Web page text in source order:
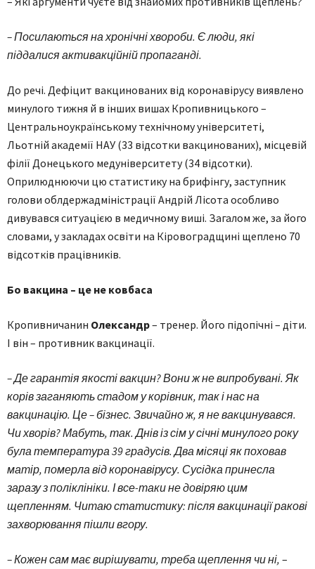
– Посилаються на хронічні хвороби. Є люди, які
піддалися активакційній пропаганді.
До речі. Дефіцит вакцинованих від коронавірусу виявлено
минулого тижня й в інших вишах Кропивницького –
Центральноукраїнському технічному університеті,
Льотній академії НАУ (33 відсотки вакцинованих), місцевій
філії Донецького медуніверситету (34 відсотки).
Оприлюднюючи цю статистику на брифінгу, заступник
голови облдержадміністрації Андрій Лісота особливо
дивувався ситуацією в медичному виші. Загалом же, за його
словами, у закладах освіти на Кіровоградщині щеплено 70
відсотків працівників.
Бо вакцина – це не ковбаса
Кропивничанин Олександр– тренер. Його підопічні – діти.
І він – противник вакцинації.
– Де гарантія якості вакцин? Вони ж не випробувані. Як
корів заганяють стадом у корівник, так і нас на
вакцинацію. Це – бізнес. Звичайно ж, я не вакцинувався.
Чи хворів? Мабуть, так. Днів із сім у січні минулого року
була температура 39 градусів. Два місяці як поховав
матір, померла від коронавірусу. Сусідка принесла
заразу з поліклініки. І все-таки не довіряю цим
щепленням. Читаю статистику: після вакцинації ракові
захворювання пішли вгору.
– Кожен сам має вирішувати, треба щеплення чи ні, –